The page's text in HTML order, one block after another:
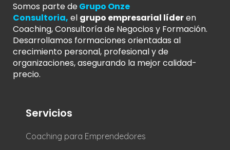
Somos parte deGrupo Onze
Consultoria, el grupo empresarial líderen
Coaching, Consultoría de Negocios y Formación.
Desarrollamos formaciones orientadas al
crecimiento personal, profesional y de
organizaciones, asegurando la mejor calidad-
precio.
Servicios
Coaching para Emprendedores